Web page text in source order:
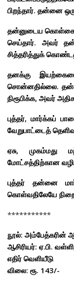
பிறந்தார். தன்னை
தன்னுடைய
செய்தார். அவர்
சித்தரித்துக்
தனக்கு
சொன்னதில்லை.
நிரூபிக்க, அவர்
புத்தர், மார்க்கப்
வேறுபாட்டைத்
ஏசு, முகம்மது
மோட்சத்திற்கான
புத்தர் தன்னை
கொள்வதிலேயே
***********
நூல்: அம்பேத்கரின்
ஆசிரியர்: ஏ.பி.
எதிர் வெளியீடு
விலை: ரூ. 143/-